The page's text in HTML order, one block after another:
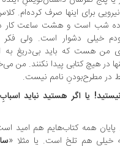
اینها صرف کرده‌ام. کلاس از
است و هشت ساعت کار در
دشوار است. ولی فکر
که باید بی‌دریغ به اینها
کتابی پیدا نکنند. من می‌خواهم
نامم نیست.
هستید نباید اسبابِ
کتاب‌هایم هم امید است.
تلخ است. یا مثلا « سال بلوا